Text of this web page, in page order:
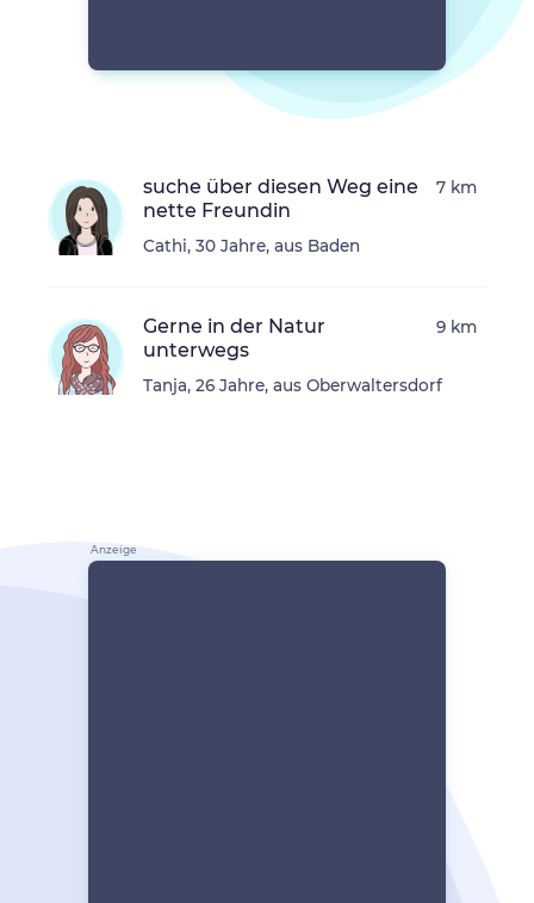
suche über diesen Weg eine
nette Freundin
Cathi, 30 Jahre, aus Baden
7 km
Gerne in der Natur
unterwegs
Tanja, 26 Jahre, aus Oberwaltersdorf
9 km